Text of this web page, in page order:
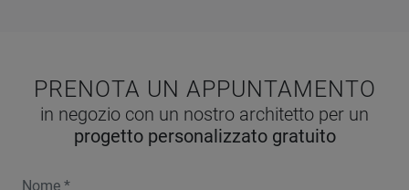
PRENOTA UN APPUNTAMENTO
in negozio con un nostro architetto per un
progetto personalizzato gratuito